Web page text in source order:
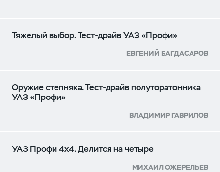
Тяжелый выбор. Тест-драйв УАЗ «Профи»
ЕВГЕНИЙ БАГДАСАРОВ
Оружие степняка. Тест-драйв полуторатонника
УАЗ «Профи»
ВЛАДИМИР ГАВРИЛОВ
УАЗ Профи 4x4. Делится на четыре
МИХАИЛ ОЖЕРЕЛЬЕВ